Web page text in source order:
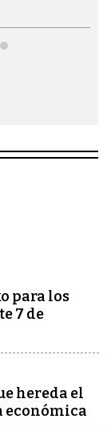
para los
7 de
hereda el
económica